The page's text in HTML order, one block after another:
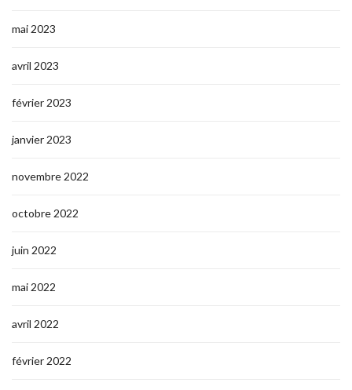
mai 2023
avril 2023
février 2023
janvier 2023
novembre 2022
octobre 2022
juin 2022
mai 2022
avril 2022
février 2022